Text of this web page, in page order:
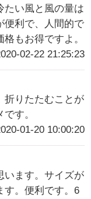
たい風と風の量は
便利で、人間的で
もお得ですよ。
02-22 21:25:23
折りたたむことが
す。
01-20 10:00:20
います。サイズが
す。便利です。6